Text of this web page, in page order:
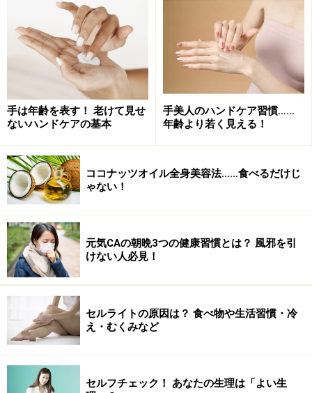
セロトニンは、満腹中枢を刺激するだけではなく、睡眠
にもかかわっていたり、あとは、ストレスを減らす作用
があります。お酒を飲みすぎると、変な時間に目が覚め
たり、イライラしたりした経験はありませんか。それ
は、セロトニンが不足することで起こる作用です。
＜目次＞
アルコールで元気がなくなる理由は、ビタミンＢ
お酒は体質的に飲めない人も……こんな人は要注意！
アルコールを飲む目安って？
美容にいいお酒の選び方とは
お酒のおつまみでもアンチエイジング
手は年齢を表す！ 老けて見せ
ないハンドケアの基本
手美人のハンドケア習慣……
年齢より若く見える！
ココナッツオイル全身美容法……食べるだけじ
ゃない！
元気CAの朝晩3つの健康習慣とは？ 風邪を引
けない人必見！
セルライトの原因は？ 食べ物や生活習慣・冷
え・むくみなど
セルフチェック！ あなたの生理は「よい生